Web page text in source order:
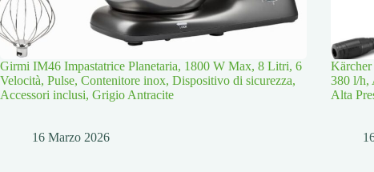
Girmi IM46 Impastatrice Planetaria, 1800 W Max, 8 Litri, 6
Velocità, Pulse, Contenitore inox, Dispositivo di sicurezza,
Accessori inclusi, Grigio Antracite
16 Marzo 2026
Kärcher
380 l/h,
Alta